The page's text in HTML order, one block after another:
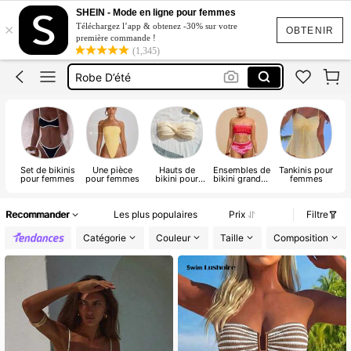
OBTENIR
×
SHEIN - Mode en ligne pour femmes
Téléchargez l’app & obtenez -30% sur votre
première commande !
(1,345)
Robe
Maillot De Bain Femme
Robe D’été
Robe Soiree Chic Mariage
Robe
Set de bikinis
pour femmes
Une pièce
pour femmes
Hauts de
bikini pour
Ensembles de
bikini grandes
Tankinis pour
femmes
Recommander Les plus populaires Prix
Filtre
Catégorie
Couleur Taille Composition